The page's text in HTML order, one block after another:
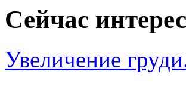
Сейчас
Увеличение